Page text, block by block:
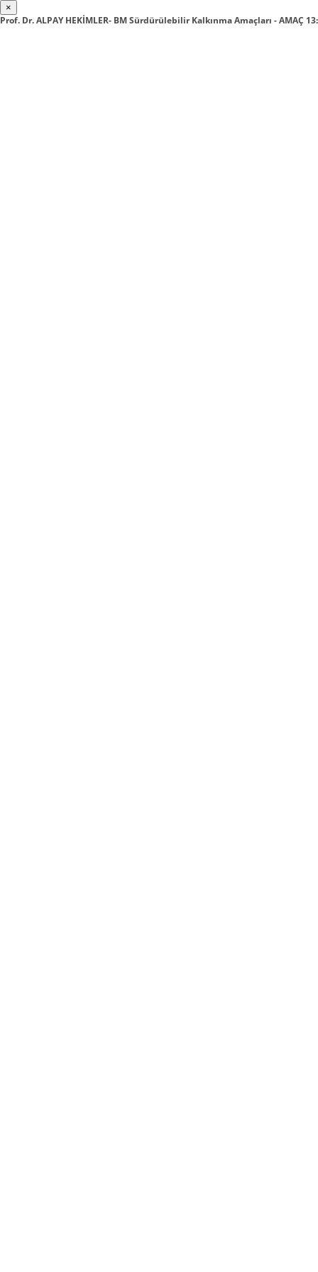
×
Prof. Dr. ALPAY HEKİMLER- BM Sürdürülebilir Kalkınma Amaçları - AMAÇ